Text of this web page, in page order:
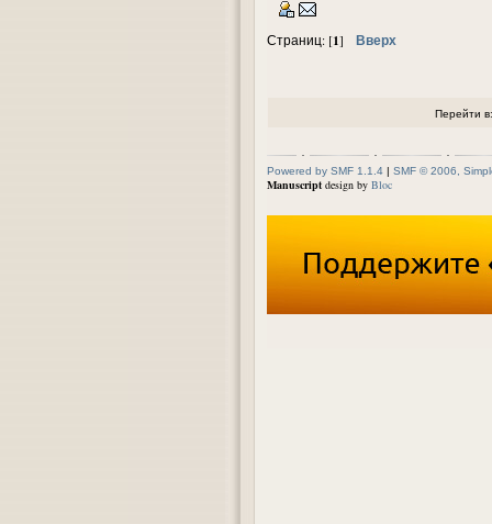
Страниц: [1] Вверх
Перейти в:
Powered by SMF 1.1.4 | SMF © 2006,
Manuscript design by Bloc